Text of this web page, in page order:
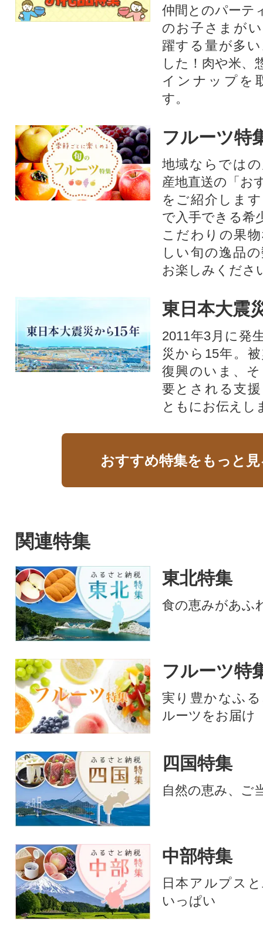
仲間とのパーテ
のお子さまが
躍する量が多
した！肉や米、
インナップを
す。
フルーツ特
地域ならでは
産地直送の「お
をご紹介しま
で入手できる希
こだわりの果
しい旬の逸品
お楽しみくださ
東日本大震
2011年3月に発
災から15年。
復興のいま、
要とされる支
ともにお伝えし
おすすめ特集をもっと
関連特集
東北特集
食の恵みがあふ
フルーツ特
実り豊かなふ
ルーツをお届け
四国特集
自然の恵み、ご
中部特集
日本アルプス
いっぱい